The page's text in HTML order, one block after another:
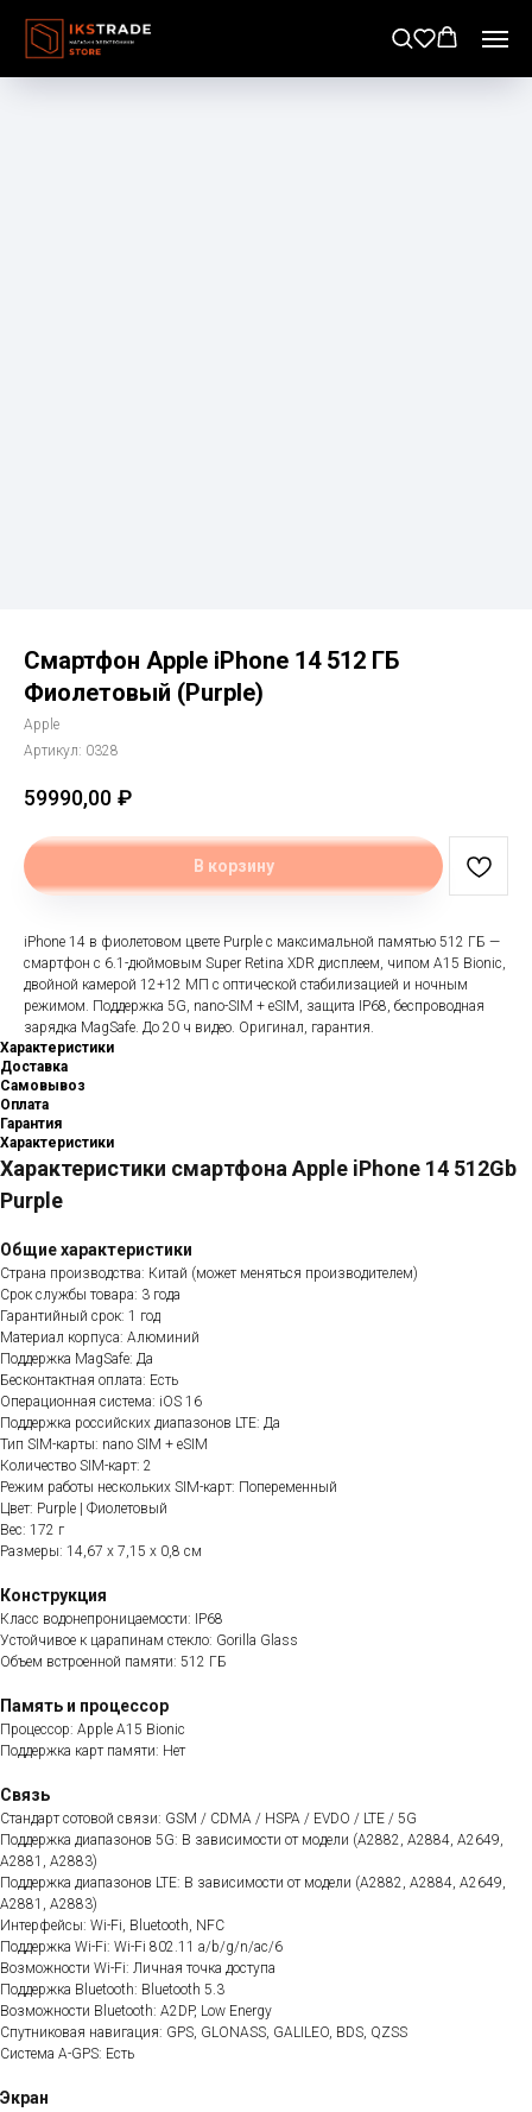
Смартфон Apple iPhone 14 512 ГБ
Фиолетовый (Purple)
Apple
Артикул: 0328
59990,00 ₽
В корзину
​​​​​iPhone 14 в фиолетовом цвете Purple с максимальной памятью 512 ГБ —
смартфон с 6.1-дюймовым Super Retina XDR дисплеем, чипом A15 Bionic,
двойной камерой 12+12 МП с оптической стабилизацией и ночным
режимом. Поддержка 5G, nano-SIM + eSIM, защита IP68, беспроводная
зарядка MagSafe. До 20 ч видео. Оригинал, гарантия.
Характеристики
Доставка
Самовывоз
Оплата
Гарантия
Характеристики
Характеристики смартфона Apple iPhone 14 512Gb
Purple
Общие характеристики
Страна производства: Китай (может меняться производителем)
Срок службы товара: 3 года
Гарантийный срок: 1 год
Материал корпуса: Алюминий
Поддержка MagSafe: Да
Бесконтактная оплата: Есть
Операционная система: iOS 16
Поддержка российских диапазонов LTE: Да
Тип SIM-карты: nano SIM + eSIM
Количество SIM-карт: 2
Режим работы нескольких SIM-карт: Попеременный
Цвет: Purple | Фиолетовый
Вес: 172 г
Размеры: 14,67 x 7,15 x 0,8 см
Конструкция
Класс водонепроницаемости: IP68
Устойчивое к царапинам стекло: Gorilla Glass
Объем встроенной памяти: 512 ГБ
Память и процессор
Процессор: Apple A15 Bionic
Поддержка карт памяти: Нет
Связь
Стандарт сотовой связи: GSM / CDMA / HSPA / EVDO / LTE / 5G
Поддержка диапазонов 5G: В зависимости от модели (A2882, A2884, A2649,
A2881, A2883)
Поддержка диапазонов LTE: В зависимости от модели (A2882, A2884, A2649,
A2881, A2883)
Интерфейсы: Wi-Fi, Bluetooth, NFC
Поддержка Wi-Fi: Wi-Fi 802.11 a/b/g/n/ac/6
Возможности Wi-Fi: Личная точка доступа
Поддержка Bluetooth: Bluetooth 5.3
Возможности Bluetooth: A2DP, Low Energy
Спутниковая навигация: GPS, GLONASS, GALILEO, BDS, QZSS
Система A-GPS: Есть
Экран